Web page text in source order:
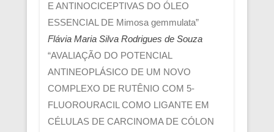
E ANTINOCICEPTIVAS DO ÓLEO
ESSENCIAL DE Mimosa gemmulata”
Flávia Maria Silva Rodrigues de Souza
“AVALIAÇÃO DO POTENCIAL
ANTINEOPLÁSICO DE UM NOVO
COMPLEXO DE RUTÊNIO COM 5-
FLUOROURACIL COMO LIGANTE EM
CÉLULAS DE CARCINOMA DE CÓLON